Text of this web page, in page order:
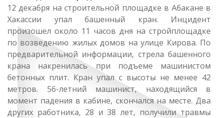
12 декабря на строительной площадке в Абакане в
Хакассии упал башенный кран. Инцидент
произошел около 11 часов дня на стройплощадке
по возведению жилых домов на улице Кирова. По
предварительной информации, стрела башенного
крана накренилась при подъеме машинистом
бетонных плит. Кран упал с высоты не менее 42
метров. 56-летний машинист, находящийся в
момент падения в кабине, скончался на месте. Два
других работника, 28 и 38 лет, получили травмы